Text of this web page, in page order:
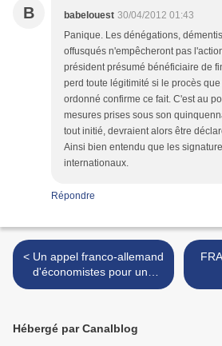
B babelouest 30/04/2012 01:43
Panique. Les dénégations,
offusqués n'empêcheront pas
président présumé bénéficiaire de
perd toute légitimité si le procès
ordonné confirme ce fait. C'est au
mesures prises sous son
tout initié, devraient alors être
Ainsi bien entendu que les
internationaux.
Répondre
< Un appel franco-allemand
d'économistes pour une
sortie paisible de l'euro
Hébergé par Canalblog